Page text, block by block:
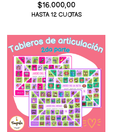
$16.000,00
HASTA 12 CUOTAS